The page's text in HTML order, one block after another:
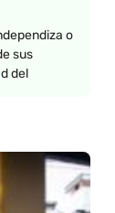
o
sus
del